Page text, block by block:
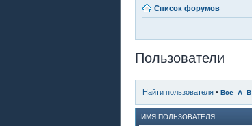
Список форумов
Пользователи
Найти пользователя • Все A B
ИМЯ ПОЛЬЗОВАТЕЛЯ